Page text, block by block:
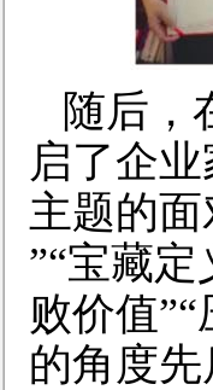
随后 ，
启了企业
主题的
”“宝藏定
败价值
的角度